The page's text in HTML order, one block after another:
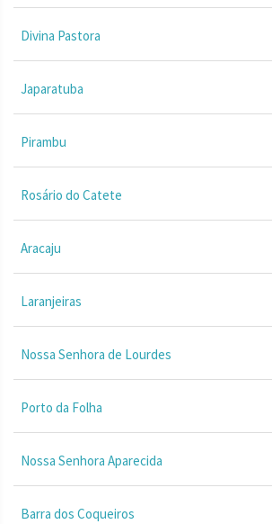
Divina Pastora
Japaratuba
Pirambu
Rosário do Catete
Aracaju
Laranjeiras
Nossa Senhora de Lourdes
Porto da Folha
Nossa Senhora Aparecida
Barra dos Coqueiros